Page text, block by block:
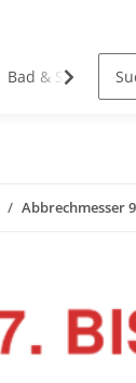
Bad & Sanitär
Abbrechmesser